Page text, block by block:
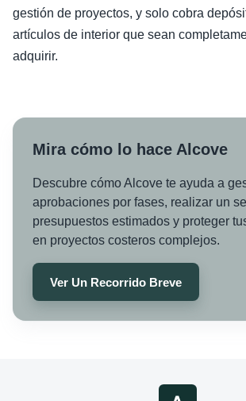
gestión de proyectos, y solo cobra
artículos de interior que sean
adquirir.
Mira cómo lo hace Alcove
Descubre cómo Alcove te ayuda a
aprobaciones por fases, realizar un
presupuestos estimados y proteger
en proyectos costeros complejos.
Ver Un Recorrido Breve